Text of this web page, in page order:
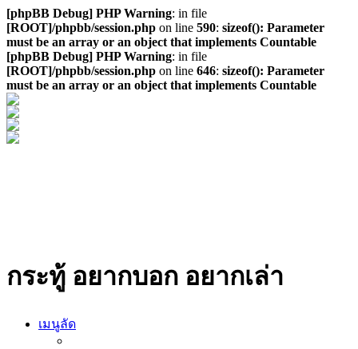
[phpBB Debug] PHP Warning: in file
[ROOT]/phpbb/session.php on line 590: sizeof(): Parameter
must be an array or an object that implements Countable
[phpBB Debug] PHP Warning: in file
[ROOT]/phpbb/session.php on line 646: sizeof(): Parameter
must be an array or an object that implements Countable
กระทู้ อยากบอก อยากเล่า
เมนูลัด